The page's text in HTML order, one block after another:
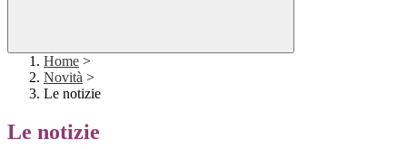
Home >
Novità >
Le notizie
Le notizie